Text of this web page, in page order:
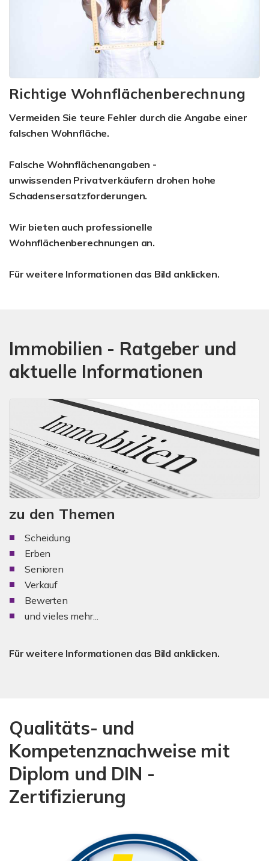
Richtige Wohnflächenberechnung
Vermeiden Sie teure Fehler durch die Angabe einer
falschen Wohnfläche.
Falsche Wohnflächenangaben -
unwissenden Privatverkäufern drohen hohe
Schadensersatzforderungen.
Wir bieten auch professionelle
Wohnflächenberechnungen an.
Für weitere Informationen das Bild anklicken.
Immobilien - Ratgeber und
aktuelle Informationen
zu den Themen
Scheidung
Erben
Senioren
Verkauf
Bewerten
und vieles mehr...
Für weitere Informationen das Bild anklicken.
Qualitäts- und
Kompetenznachweise mit
Diplom und DIN -
Zertifizierung